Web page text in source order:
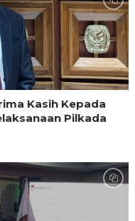
Kasih Kepada
Pilkada